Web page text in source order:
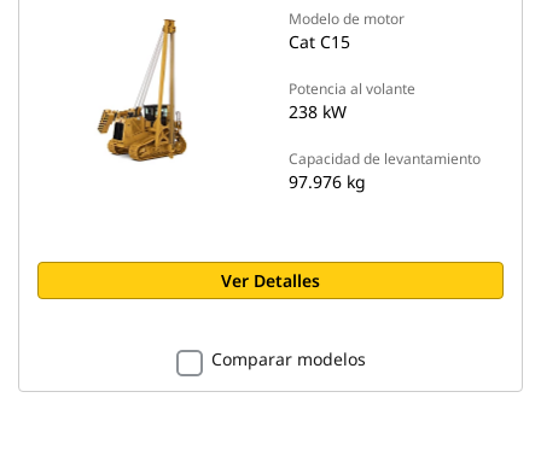
Modelo de motor
Cat C15
Potencia al volante
238 kW
Capacidad de levantamiento
97.976 kg
Ver Detalles
Comparar modelos